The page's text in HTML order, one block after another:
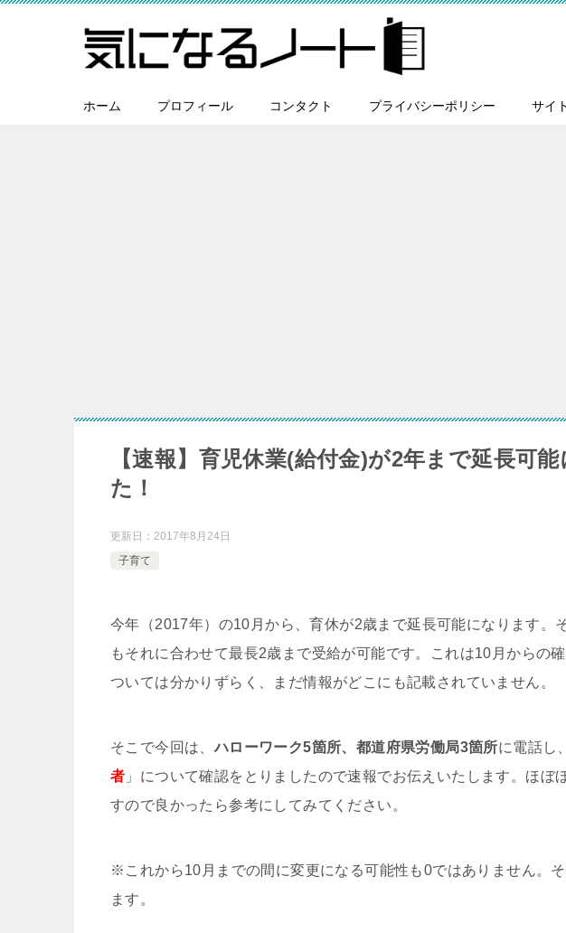
ホーム プロフィール コンタクト プライバシーポリシー サイ
【速報】育児休業(給付金)が2年まで延長可
た！
更新日： 2017年8月24日
子育て
今年（2017年）の10月から、育休が2歳まで延長可能になります。
もそれに合わせて最長2歳まで受給が可能です。これは10月からの
ついては分かりずらく、まだ情報がどこにも記載されていません。
そこで今回は、ハローワーク5箇所、都道府県労働局3箇所に電話し
者 」について確認をとりましたので速報でお伝えいたします。ほぼ
すので良かったら参考にしてみてください。
※これから10月までの間に変更になる可能性も0ではありません。
ます。